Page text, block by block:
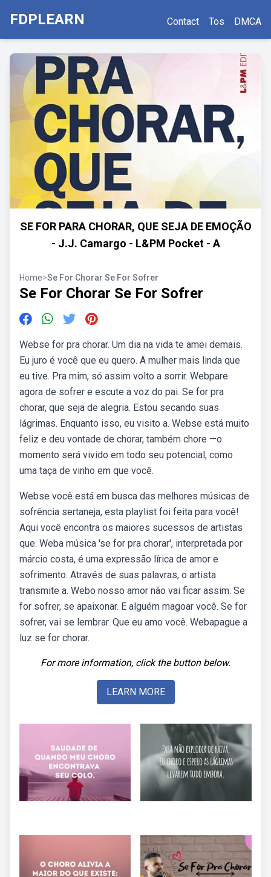
FDPLEARN Contact Tos DMCA
SE FOR PARA CHORAR, QUE SEJA DE EMOÇÃO
- J.J. Camargo - L&PM Pocket - A
Home>Se For Chorar Se For Sofrer
Se For Chorar Se For Sofrer
Webse for pra chorar. Um dia na vida te amei demais.
Eu juro é você que eu quero. A mulher mais linda que
eu tive. Pra mim, só assim volto a sorrir. Webpare
agora de sofrer e escute a voz do pai. Se for pra
chorar, que seja de alegria. Estou secando suas
lágrimas. Enquanto isso, eu visito a. Webse está muito
feliz e deu vontade de chorar, também chore —o
momento será vivido em todo seu potencial, como
uma taça de vinho em que você.
Webse você está em busca das melhores músicas de
sofrência sertaneja, esta playlist foi feita para você!
Aqui você encontra os maiores sucessos de artistas
que. Weba música 'se for pra chorar', interpretada por
márcio costa, é uma expressão lírica de amor e
sofrimento. Através de suas palavras, o artista
transmite a. Webo nosso amor não vai ficar assim. Se
for sofrer, se apaixonar. E alguém magoar você. Se for
sofrer, vai se lembrar. Que eu amo você. Webapague a
luz se for chorar.
For more information, click the button below.
LEARN MORE